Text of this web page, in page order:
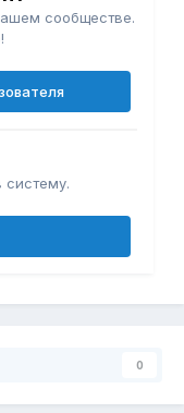
сообществе.
систему.
0